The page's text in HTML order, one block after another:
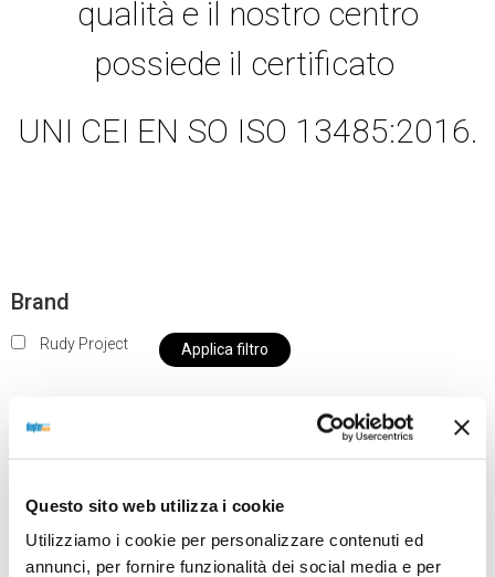
Questo sito web utilizza i cookie
Utilizziamo i cookie per personalizzare contenuti ed
annunci, per fornire funzionalità dei social media e per
qualità e il nostro centro
possiede il certificato
UNI CEI EN SO ISO 13485:2016.
Brand
Rudy Project Applica filtro
nostro negozio non saranno disponibili per la
spedizione fino al giorno 31 agosto. BUONE FERIE
da OTTICA DIOPTER